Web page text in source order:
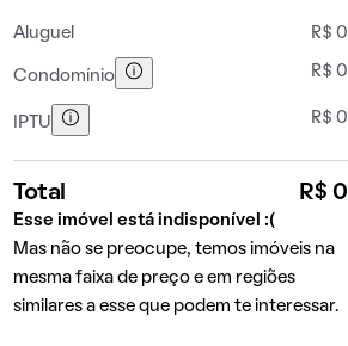
Aluguel R$ 0
Condomínio R$ 0
IPTU R$ 0
Total R$ 0
Esse imóvel está indisponível :(
Mas não se preocupe, temos imóveis na
mesma faixa de preço e em regiões
similares a esse que podem te interessar.